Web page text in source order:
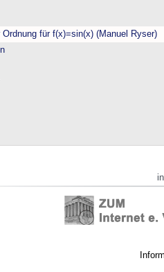
Ordnung für f(x)=sin(x) (Manuel Ryser)